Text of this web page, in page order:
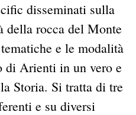
disseminati sulla
della rocca del Monte
e le modalità
di Arienti in un vero e
Storia. Si tratta di tre
e su diversi